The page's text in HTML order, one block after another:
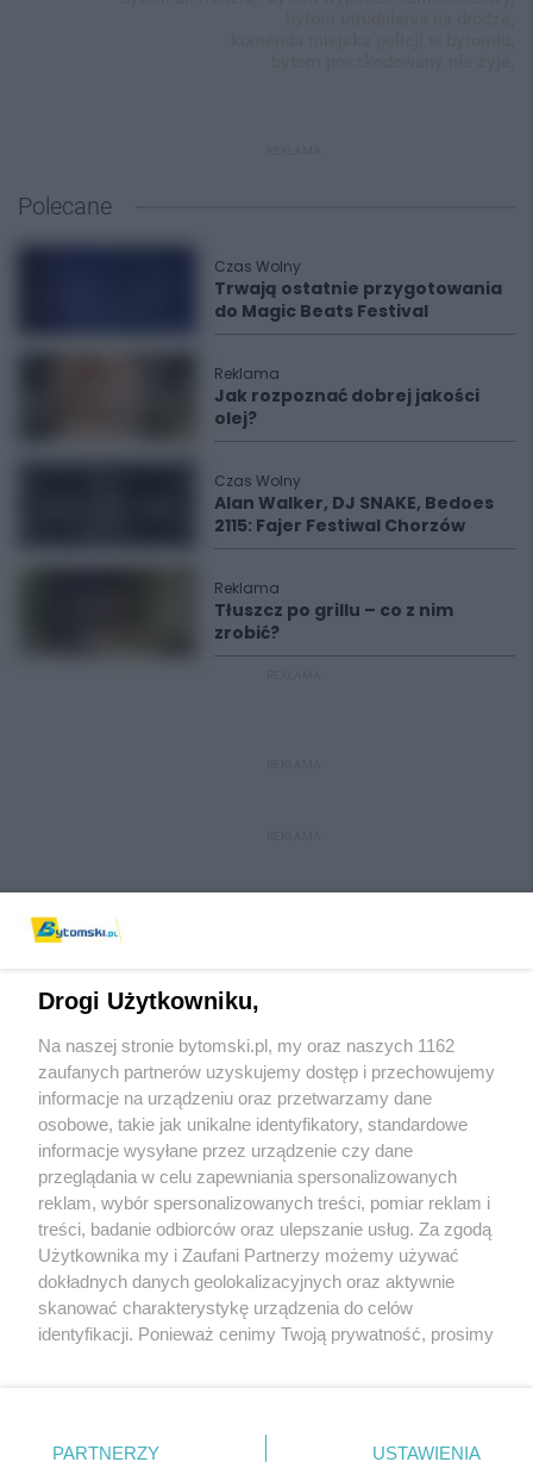
Polecane
Czas Wolny
Trwają ostatnie przygotowania
do Magic Beats Festival
Reklama
Jak rozpoznać dobrej jakości
olej?
Czas Wolny
Alan Walker, DJ SNAKE, Bedoes
2115: Fajer Festiwal Chorzów
Reklama
Tłuszcz po grillu – co z nim
zrobić?
Wydawca mediów lokalnych
Nie zapomnij
zapoznać się z:
polityką prywatności regulamin korzystania z portali
Twojemiasto
Piekary Śląskie
Chorzów
Tarnowskie Góry
Gliwice
Skontaktuj sięz nami
Kontakt
Wydawca
Pogoda
Drogi Użytkowniku,
Na naszej stronie bytomski.pl, my oraz naszych 1162
zaufanych partnerów uzyskujemy dostęp i przechowujemy
informacje na urządzeniu oraz przetwarzamy dane
osobowe, takie jak unikalne identyfikatory, standardowe
informacje wysyłane przez urządzenie czy dane
przeglądania w celu zapewniania spersonalizowanych
reklam, wybór spersonalizowanych treści, pomiar reklam i
treści, badanie odbiorców oraz ulepszanie usług. Za zgodą
Użytkownika my i Zaufani Partnerzy możemy używać
dokładnych danych geolokalizacyjnych oraz aktywnie
skanować charakterystykę urządzenia do celów
identyfikacji. Ponieważ cenimy Twoją prywatność, prosimy
prywatności znajdujący się w lewym dolnym rogu strony
PARTNERZY USTAWIENIA